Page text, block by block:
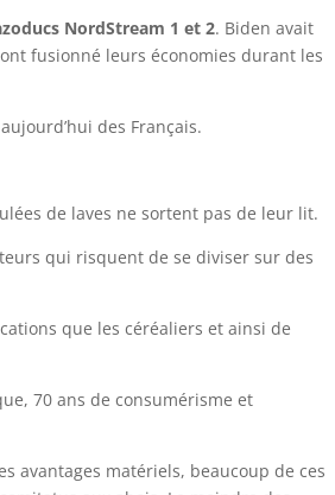
NordStream 1 et 2. Biden avait
fusionné leurs économies durant les
des Français.
de laves ne sortent pas de leur lit.
qui risquent de se diviser sur des
que les céréaliers et ainsi de
70 ans de consumérisme et
avantages matériels, beaucoup de ces